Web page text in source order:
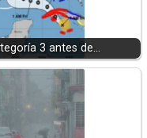
3 antes de…